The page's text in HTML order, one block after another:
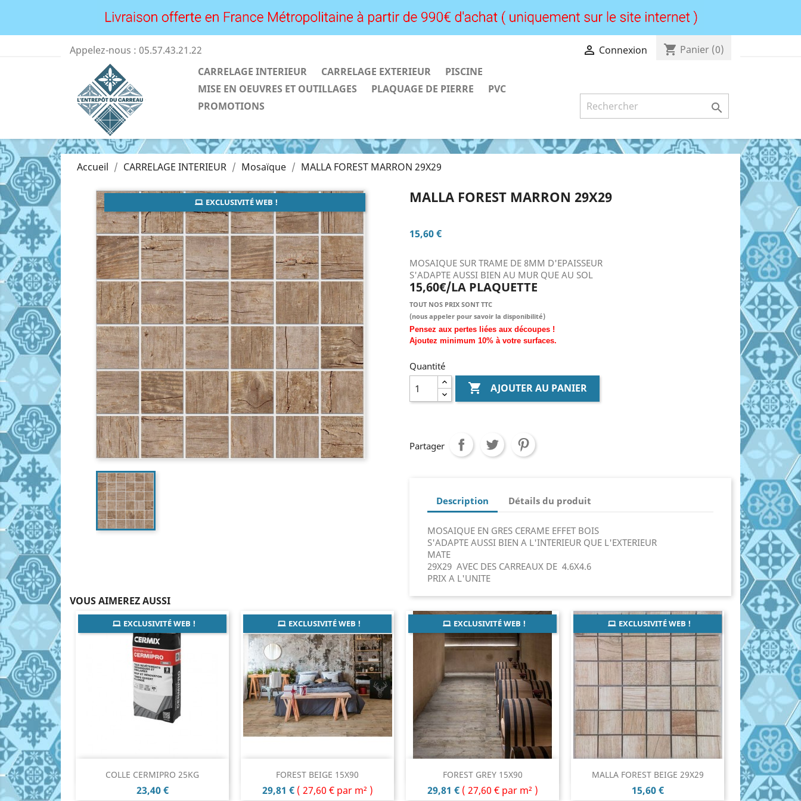
Appelez-nous : 05.57.43.21.22  Connexion shopping_cart Panier (0)
CARRELAGE INTERIEUR
CARRELAGE EXTERIEUR
PISCINE
MISE EN OEUVRES ET OUTILLAGES
PLAQUAGE DE PIERRE
PVC
PROMOTIONS

Accueil CARRELAGE INTERIEUR Mosaïque MALLA FOREST MARRON 29X29
EXCLUSIVITÉ WEB ! MALLA FOREST MARRON 29X29
15,60 €
MOSAIQUE SUR TRAME DE 8MM D'EPAISSEUR
S'ADAPTE AUSSI BIEN AU MUR QUE AU SOL
15,60€/LA PLAQUETTE
TOUT NOS PRIX SONT TTC
(nous appeler pour savoir la disponibilité)
Pensez aux pertes liées aux découpes !
Ajoutez minimum 10% à votre surfaces.
Quantité
 AJOUTER AU PANIER
Partager
Description Détails du produit
MOSAIQUE EN GRES CERAME EFFET BOIS
S'ADAPTE AUSSI BIEN A L'INTERIEUR QUE L'EXTERIEUR
MATE
29X29 AVEC DES CARREAUX DE 4.6X4.6
PRIX A L'UNITE
VOUS AIMEREZ AUSSI
COLLE CERMIPRO 25KG
Prix
23,40 €
EXCLUSIVITÉ WEB !
 Aperçu rapide FOREST BEIGE 15X90
Prix
29,81 € ( 27,60 € par m² )
EXCLUSIVITÉ WEB !
Aperçu rapide FOREST GREY 15X90
Prix
29,81 € ( 27,60 € par m² )
EXCLUSIVITÉ WEB !
Aperçu rapide MALLA FOREST BEIGE 29X29
Prix
15,60 €
EXCLUSIVITÉ WEB !
 Aperçu rapide